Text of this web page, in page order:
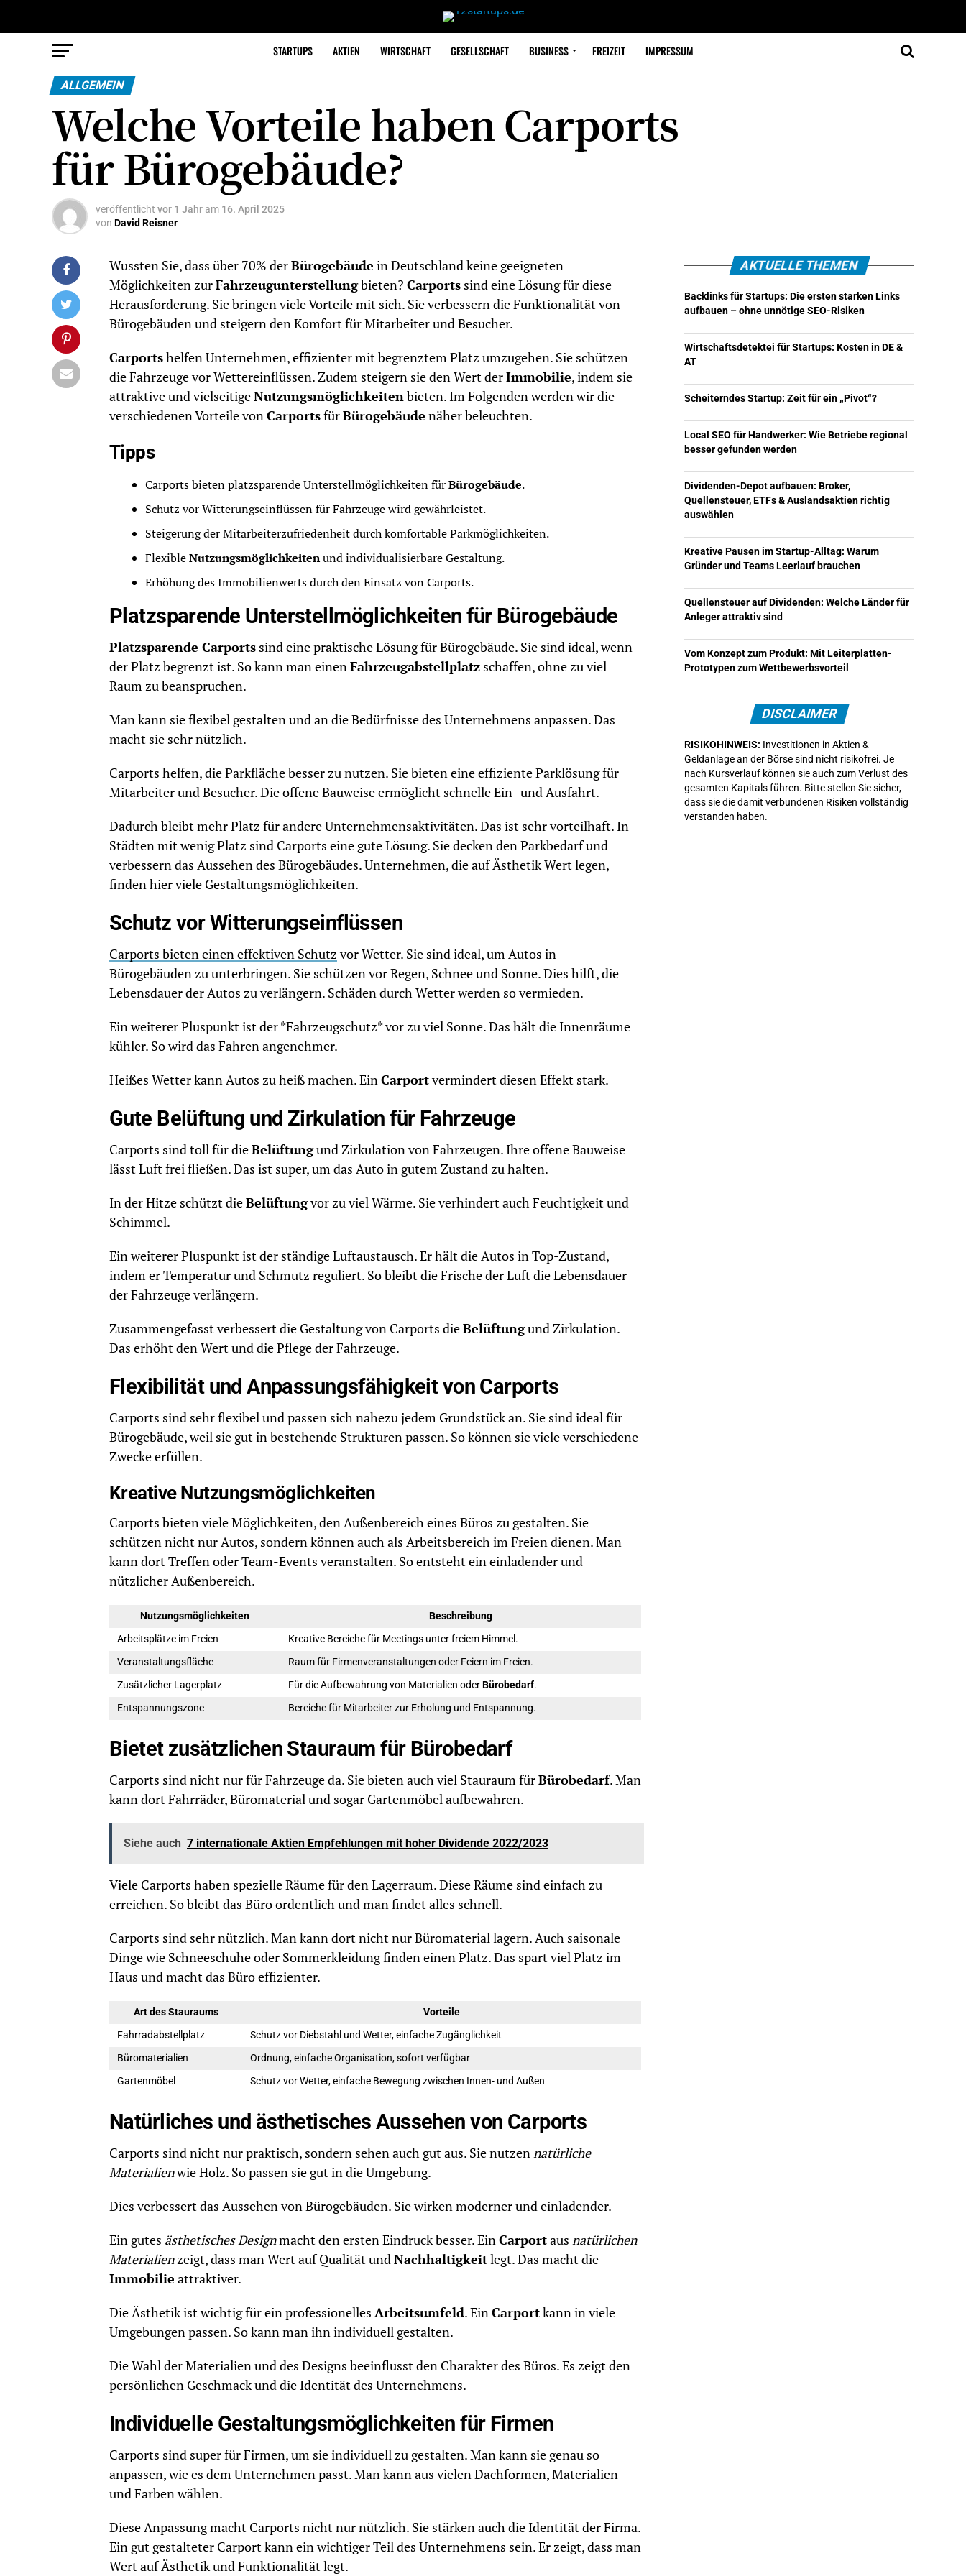
STARTUPS AKTIEN WIRTSCHAFT GESELLSCHAFT BUSINESS FREIZEIT IMPRESSUM
ALLGEMEIN
Welche Vorteile haben Carports
für Bürogebäude?
veröffentlicht vor 1 Jahr am 16. April 2025
von David Reisner
Wussten Sie, dass über 70% derBürogebäude in Deutschland keine geeigneten
Möglichkeiten zurFahrzeugunterstellungbieten? Carports sind eine Lösung für diese
Herausforderung. Sie bringen viele Vorteile mit sich. Sie verbessern die Funktionalität von
Bürogebäuden und steigern den Komfort für Mitarbeiter und Besucher.
Carportshelfen Unternehmen, effizienter mit begrenztem Platz umzugehen. Sie schützen
die Fahrzeuge vor Wettereinflüssen. Zudem steigern sie den Wert derImmobilie, indem sie
attraktive und vielseitigeNutzungsmöglichkeitenbieten. Im Folgenden werden wir die
verschiedenen Vorteile vonCarportsfürBürogebäude näher beleuchten.
Tipps
Carports bieten platzsparende Unterstellmöglichkeiten fürBürogebäude.
Schutz vor Witterungseinflüssen für Fahrzeuge wird gewährleistet.
Steigerung der Mitarbeiterzufriedenheit durch komfortable Parkmöglichkeiten.
FlexibleNutzungsmöglichkeitenund individualisierbare Gestaltung.
Erhöhung des Immobilienwerts durch den Einsatz von Carports.
Platzsparende Unterstellmöglichkeiten für Bürogebäude
Platzsparende Carports sind eine praktische Lösung für Bürogebäude. Sie sind ideal, wenn
der Platz begrenzt ist. So kann man einenFahrzeugabstellplatz schaffen, ohne zu viel
Raum zu beanspruchen.
Man kann sie flexibel gestalten und an die Bedürfnisse des Unternehmens anpassen. Das
macht sie sehr nützlich.
Carports helfen, die Parkfläche besser zu nutzen. Sie bieten eine effiziente Parklösung für
Mitarbeiter und Besucher. Die offene Bauweise ermöglicht schnelle Ein- und Ausfahrt.
Dadurch bleibt mehr Platz für andere Unternehmensaktivitäten. Das ist sehr vorteilhaft. In
Städten mit wenig Platz sind Carports eine gute Lösung. Sie decken den Parkbedarf und
verbessern das Aussehen des Bürogebäudes. Unternehmen, die auf Ästhetik Wert legen,
finden hier viele Gestaltungsmöglichkeiten.
Schutz vor Witterungseinflüssen
Carports bieten einen effektiven Schutz vor Wetter. Sie sind ideal, um Autos in
Bürogebäuden zu unterbringen. Sie schützen vor Regen, Schnee und Sonne. Dies hilft, die
Lebensdauer der Autos zu verlängern. Schäden durch Wetter werden so vermieden.
Ein weiterer Pluspunkt ist der *Fahrzeugschutz* vor zu viel Sonne. Das hält die Innenräume
kühler. So wird das Fahren angenehmer.
Heißes Wetter kann Autos zu heiß machen. EinCarportvermindert diesen Effekt stark.
Gute Belüftung und Zirkulation für Fahrzeuge
Carports sind toll für dieBelüftungund Zirkulation von Fahrzeugen. Ihre offene Bauweise
lässt Luft frei fließen. Das ist super, um das Auto in gutem Zustand zu halten.
In der Hitze schützt dieBelüftungvor zu viel Wärme. Sie verhindert auch Feuchtigkeit und
Schimmel.
Ein weiterer Pluspunkt ist der ständige Luftaustausch. Er hält die Autos in Top-Zustand,
indem er Temperatur und Schmutz reguliert. So bleibt die Frische der Luft die Lebensdauer
der Fahrzeuge verlängern.
Zusammengefasst verbessert die Gestaltung von Carports dieBelüftungund Zirkulation.
Das erhöht den Wert und die Pflege der Fahrzeuge.
Flexibilität und Anpassungsfähigkeit von Carports
Carports sind sehr flexibel und passen sich nahezu jedem Grundstück an. Sie sind ideal für
Bürogebäude, weil sie gut in bestehende Strukturen passen. So können sie viele verschiedene
Zwecke erfüllen.
Kreative Nutzungsmöglichkeiten
Carports bieten viele Möglichkeiten, den Außenbereich eines Büros zu gestalten. Sie
schützen nicht nur Autos, sondern können auch als Arbeitsbereich im Freien dienen. Man
kann dort Treffen oder Team-Events veranstalten. So entsteht ein einladender und
nützlicher Außenbereich.
Nutzungsmöglichkeiten
Beschreibung
Arbeitsplätze im Freien
Kreative Bereiche für Meetings unter freiem Himmel.
Veranstaltungsfläche
Raum für Firmenveranstaltungen oder Feiern im Freien.
Zusätzlicher Lagerplatz
Für die Aufbewahrung von Materialien oderBürobedarf.
Entspannungszone
Bereiche für Mitarbeiter zur Erholung und Entspannung.
Bietet zusätzlichen Stauraum für Bürobedarf
Carports sind nicht nur für Fahrzeuge da. Sie bieten auch viel Stauraum fürBürobedarf. Man
kann dort Fahrräder, Büromaterial und sogar Gartenmöbel aufbewahren.
Siehe auch 7 internationale Aktien Empfehlungen mit hoher Dividende 2022/2023
Viele Carports haben spezielle Räume für den Lagerraum. Diese Räume sind einfach zu
erreichen. So bleibt das Büro ordentlich und man findet alles schnell.
Carports sind sehr nützlich. Man kann dort nicht nur Büromaterial lagern. Auch saisonale
Dinge wie Schneeschuhe oder Sommerkleidung finden einen Platz. Das spart viel Platz im
Haus und macht das Büro effizienter.
Art des Stauraums
Vorteile
Fahrradabstellplatz
Schutz vor Diebstahl und Wetter, einfache Zugänglichkeit
Büromaterialien
Ordnung, einfache Organisation, sofort verfügbar
Gartenmöbel
Schutz vor Wetter, einfache Bewegung zwischen Innen- und Außen
Natürliches und ästhetisches Aussehen von Carports
Carports sind nicht nur praktisch, sondern sehen auch gut aus. Sie nutzennatürliche
Materialienwie Holz. So passen sie gut in die Umgebung.
Dies verbessert das Aussehen von Bürogebäuden. Sie wirken moderner und einladender.
Ein gutes ästhetisches Designmacht den ersten Eindruck besser. EinCarportaus natürlichen
Materialienzeigt, dass man Wert auf Qualität undNachhaltigkeitlegt. Das macht die
Immobilie attraktiver.
Die Ästhetik ist wichtig für ein professionelles Arbeitsumfeld. EinCarportkann in viele
Umgebungen passen. So kann man ihn individuell gestalten.
Die Wahl der Materialien und des Designs beeinflusst den Charakter des Büros. Es zeigt den
persönlichen Geschmack und die Identität des Unternehmens.
Individuelle Gestaltungsmöglichkeiten für Firmen
Carports sind super für Firmen, um sie individuell zu gestalten. Man kann sie genau so
anpassen, wie es dem Unternehmen passt. Man kann aus vielen Dachformen, Materialien
und Farben wählen.
Diese Anpassung macht Carports nicht nur nützlich. Sie stärken auch die Identität der Firma.
Ein gut gestalteter Carport kann ein wichtiger Teil des Unternehmens sein. Er zeigt, dass man
Wert auf Ästhetik und Funktionalität legt.
AKTUELLE THEMEN
Backlinks für Startups: Die ersten starken Links
aufbauen – ohne unnötige SEO-Risiken
Wirtschaftsdetektei für Startups: Kosten in DE &
AT
Scheiterndes Startup: Zeit für ein „Pivot“?
Local SEO für Handwerker: Wie Betriebe regional
besser gefunden werden
Dividenden-Depot aufbauen: Broker,
Quellensteuer, ETFs & Auslandsaktien richtig
auswählen
Kreative Pausen im Startup-Alltag: Warum
Gründer und Teams Leerlauf brauchen
Quellensteuer auf Dividenden: Welche Länder für
Anleger attraktiv sind
Vom Konzept zum Produkt: Mit Leiterplatten-
Prototypen zum Wettbewerbsvorteil
DISCLAIMER
RISIKOHINWEIS: Investitionen in Aktien &
Geldanlage an der Börse sind nicht risikofrei. Je
nach Kursverlauf können sie auch zum Verlust des
gesamten Kapitals führen. Bitte stellen Sie sicher,
dass sie die damit verbundenen Risiken vollständig
verstanden haben.